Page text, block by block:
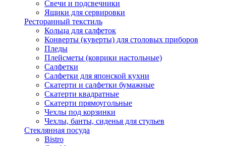
Свечи и подсвечники
Ящики для сервировки
Ресторанный текстиль
Кольца для салфеток
Конверты (куверты) для столовых приборов
Пледы
Плейсметы (коврики настольные)
Салфетки
Салфетки для японской кухни
Скатерти и салфетки бумажные
Скатерти квадратные
Скатерти прямоугольные
Чехлы под корзинки
Чехлы, банты, сиденья для стульев
Стеклянная посуда
Bistro